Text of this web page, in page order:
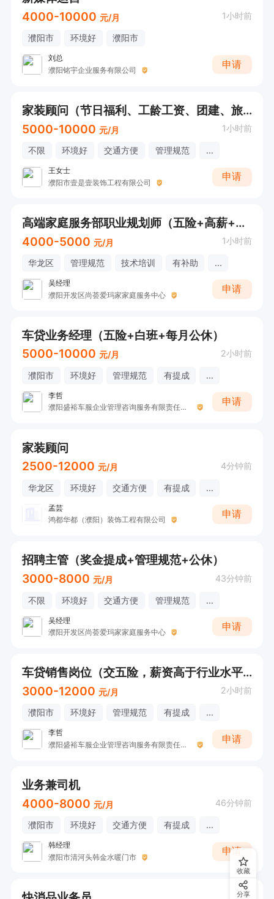
4000-10000 元/月 1小时前
濮阳市 环境好 濮阳市
刘总
濮阳铭宇企业服务有限公司
申请
家装顾问（节日福利、工龄工资、团建、旅游、带薪培训、完善的晋升体系）
5000-10000 元/月 1小时前
不限 环境好 交通方便 管理规范 ...
王女士
濮阳市壹是壹装饰工程有限公司
申请
高端家庭服务部职业规划师（五险+高薪+工作餐）
4000-5000 元/月 1小时前
华龙区 管理规范 技术培训 有补助 ...
吴经理
濮阳开发区尚荟爱玛家家庭服务中心
申请
车贷业务经理（五险+白班+每月公休）
5000-10000 元/月 2小时前
濮阳市 环境好 管理规范 有提成 ...
李哲
濮阳盛裕车服企业管理咨询服务有限责任公司
申请
家装顾问
2500-12000 元/月 4分钟前
华龙区 环境好 交通方便 有提成 ...
孟芸
鸿都华都（濮阳）装饰工程有限公司
申请
招聘主管（奖金提成+管理规范+公休）
3000-8000 元/月 43分钟前
不限 环境好 交通方便 管理规范 ...
吴经理
濮阳开发区尚荟爱玛家家庭服务中心
申请
车贷销售岗位（交五险，薪资高于行业水平）
3000-12000 元/月 2小时前
濮阳市 环境好 管理规范 有提成 ...
李哲
濮阳盛裕车服企业管理咨询服务有限责任公司
申请
业务兼司机
4000-8000 元/月 46分钟前
濮阳市 环境好 交通方便 有提成 ...
韩经理
濮阳市清河头韩金水暖门市
申请
收藏
分享